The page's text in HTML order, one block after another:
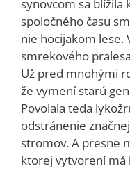
synovcom sa blížila
spoločného času
nie hocijakom lese.
smrekového
Už pred mnohými
že vymení starú
Povolala teda
odstránenie
stromov. A presne
ktorej vytvorení má